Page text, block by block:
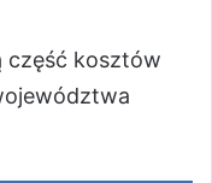
część kosztów